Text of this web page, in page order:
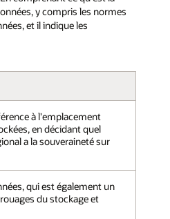
y compris les normes
et il indique les
à l'emplacement
en décidant quel
a la souveraineté sur
qui est également un
du stockage et